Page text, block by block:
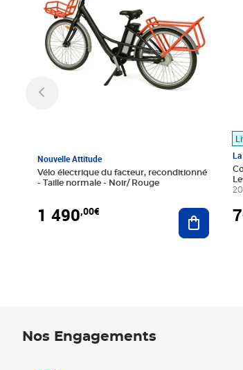
Nouvelle Attitude
Vélo électrique du facteur, reconditionné
- Taille normale - Noir/ Rouge
1 490,00€ Ajouter7
Nos Engagements